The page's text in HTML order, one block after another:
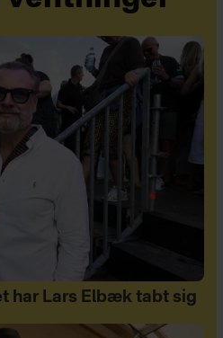
har Lars Elbæk tabt sig